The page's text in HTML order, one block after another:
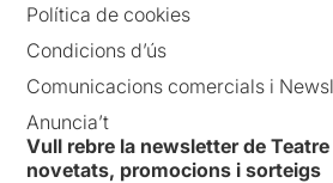
Política de cookies
Condicions d’ús
Comunicacions comercials i
Anuncia’t
Vull rebre la newsletter de
novetats, promocions i sorteigs